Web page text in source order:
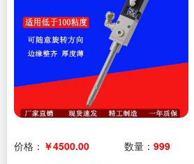
价格： ￥4500.00 数量： 999